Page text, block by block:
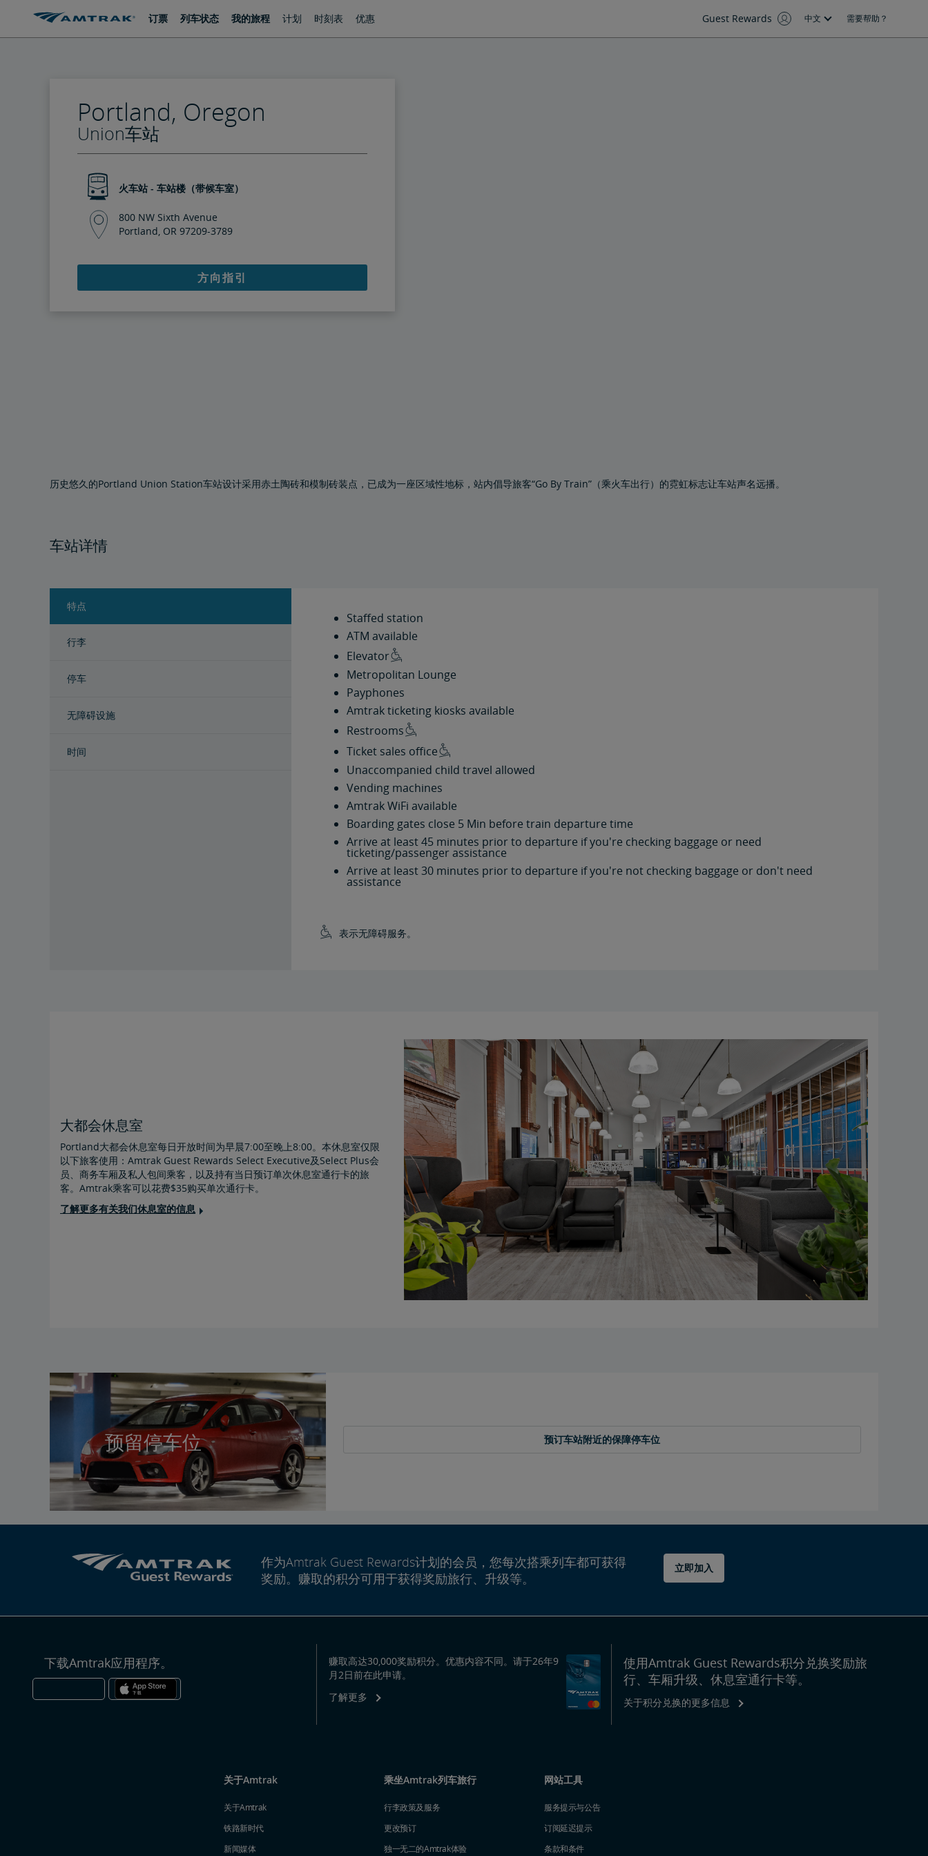
内
导
订票 列车状态 我的旅程 计划 时刻表 优惠 Guest Rewards 中文 需要帮助？
Portland, Oregon
Union车站
火车站 - 车站楼（带候车室）
800 NW Sixth Avenue
Portland, OR 97209-3789
方向指引
历史悠久的Portland Union Station车站设计采用赤土陶砖和模制砖装点，已成为一座区域性地标，站内倡导旅客“Go By Train”（乘火车出行）的霓虹标志让车站声名远播。
车站详情
特点
行李
停车
无障碍设施
时间
Staffed station
ATM available
Elevator
Metropolitan Lounge
Payphones
Amtrak ticketing kiosks available
Restrooms
Ticket sales office
Unaccompanied child travel allowed
Vending machines
Amtrak WiFi available
Boarding gates close 5 Min before train departure time
Arrive at least 45 minutes prior to departure if you're checking baggage or need
ticketing/passenger assistance
Arrive at least 30 minutes prior to departure if you're not checking baggage or don't need
assistance
表示无障碍服务。
大都会休息室
Portland大都会休息室每日开放时间为早晨7:00至晚上8:00。本休息室仅限
以下旅客使用：Amtrak Guest Rewards Select Executive及Select Plus会
员、商务车厢及私人包间乘客，以及持有当日预订单次休息室通行卡的旅
客。Amtrak乘客可以花费$35购买单次通行卡。
了解更多有关我们休息室的信息
预留停车位 预订车站附近的保障停车位
作为Amtrak Guest Rewards计划的会员，您每次搭乘列车都可获得
奖励。赚取的积分可用于获得奖励旅行、升级等。
立即加入
下载Amtrak应用程序。
赚取高达30,000奖励积分。优惠内容不同。请于26年9
月2日前在此申请。
了解更多
使用Amtrak Guest Rewards积分兑换奖励旅
行、车厢升级、休息室通行卡等。
关于积分兑换的更多信息
关于Amtrak
关于Amtrak
铁路新时代
新闻媒体
乘坐Amtrak列车旅行
行李政策及服务
更改预订
独一无二的Amtrak体验
网站工具
服务提示与公告
订阅延迟提示
条款和条件